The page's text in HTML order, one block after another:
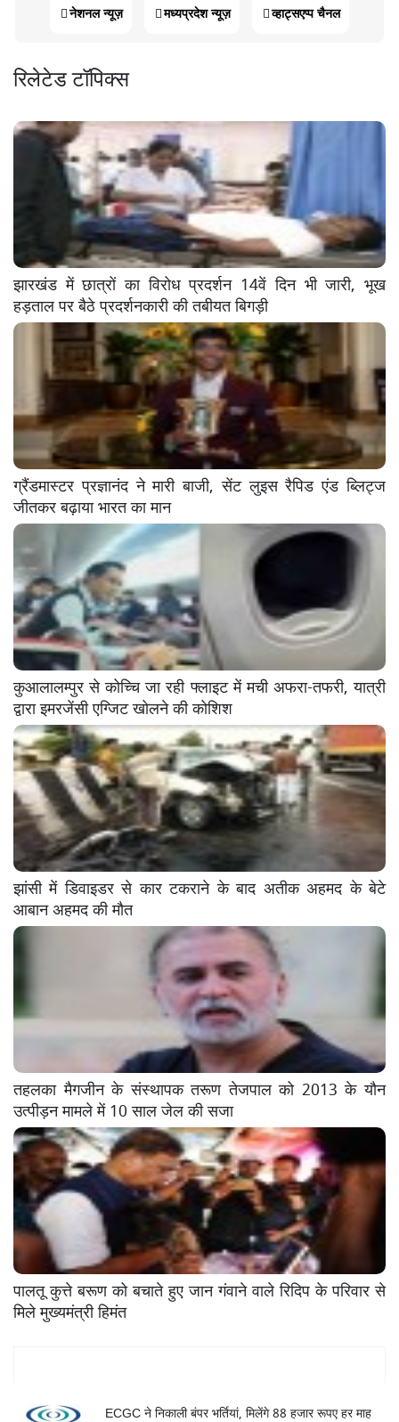
नेशनल न्यूज़ मध्यप्रदेश न्यूज़ व्हाट्सएप्प चैनल
रिलेटेड टॉपिक्स
झारखंड में छात्रों का विरोध प्रदर्शन 14वें दिन भी जारी, भूख
हड़ताल पर बैठे प्रदर्शनकारी की तबीयत बिगड़ी
ग्रैंडमास्टर प्रज्ञानंद ने मारी बाजी, सेंट लुइस रैपिड एंड ब्लिट्ज
जीतकर बढ़ाया भारत का मान
कुआलालम्पुर से कोच्चि जा रही फ्लाइट में मची अफरा-तफरी, यात्री
द्वारा इमरजेंसी एग्जिट खोलने की कोशिश
झांसी में डिवाइडर से कार टकराने के बाद अतीक अहमद के बेटे
आबान अहमद की मौत
तहलका मैगजीन के संस्थापक तरूण तेजपाल को 2013 के यौन
उत्पीड़न मामले में 10 साल जेल की सजा
पालतू कुत्ते बरूण को बचाते हुए जान गंवाने वाले रिदिप के परिवार से
मिले मुख्यमंत्री हिमंत
ECGC ने निकाली बंपर भर्तियां, मिलेंगे 88 हजार रूपए हर माह